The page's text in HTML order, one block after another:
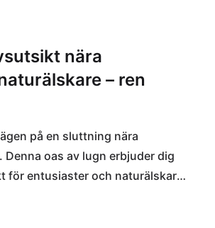
nära
– ren
på en sluttning nära
oas av lugn erbjuder dig
för entusiaster och naturälskare.
efter ett träningspass i det
Primošten och Trogir samt den